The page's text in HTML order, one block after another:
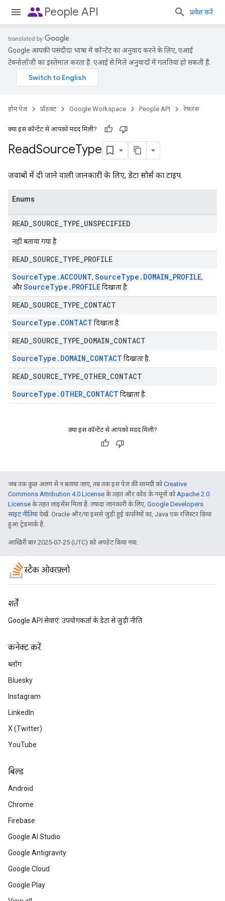
peoplePeople API प्रवेश करें
Google आपकी पसंदीदा भाषा में कॉन्टेंट का अनुवाद करने के लिए, एआई
टेक्नोलॉजी का इस्तेमाल करता है. एआई से मिले अनुवादों में गलतियां हो सकती हैं.
होम पेज प्रॉडक्ट Google Workspace People API रेफ़रंस
क्या इस कॉन्टेंट से आपको मदद मिली?
ReadSourceType
जवाबों में दी जाने वाली जानकारी के लिए, डेटा सोर्स का टाइप.
Enums
READ SOURCE TYPE UNSPECIFIED
नहीं बताया गया है
READ SOURCE TYPE PROFILE
SourceType .ACCOUNT, SourceType . DOMAIN_PROFILE,
औरSourceType . PROFILEदिखाता है.
READ SOURCE TYPE CONTACT
SourceType . CONTACT दिखाता है.
READ SOURCE TYPE DOMAIN CONTACT
SourceType . DOMAIN_CONTACT दिखाता है.
READ SOURCE TYPE OTHER CONTACT
SourceType . OTHER_CONTACT दिखाता है.
क्या इस कॉन्टेंट से आपको मदद मिली?
जब तक कुछ अलग से न बताया जाए, तब तक इस पेज की सामग्री कोCreative
Commons Attribution 4.0 License के तहत और कोड के नमूनों कोApache 2.0
License के तहत लाइसेंस मिला है. ज़्यादा जानकारी के लिए, Google Developers
साइट नीतियांदेखें. Oracle और/या इससे जुड़ी हुई कंपनियों का, Java एक रजिस्टर किया
हुआ ट्रेडमार्क है.
आखिरी बार 2025-07-25 (UTC) को अपडेट किया गया.
स्टैक ओवरफ़्लो
शर्तें
Google API सेवाएं: उपयोगकर्ता के डेटा से जुड़ी नीति
कनेक्ट करें
ब्लॉग
Bluesky
Instagram
LinkedIn
X (Twitter)
YouTube
बिल्ड
Android
Chrome
Firebase
Google AI Studio
Google Antigravity
Google Cloud
Google Play